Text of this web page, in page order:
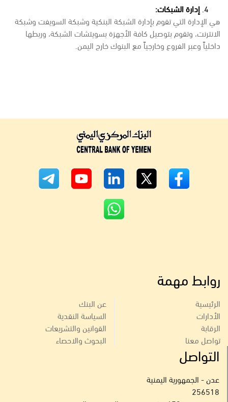
إدارة الشبكات:
هي الإدارة التي تقوم بإدارة الشبكة البنكية وشبكة السويفت وشبكة
الانترنت، وتقوم بتوصيل كافة الأجهزة بسويتشات الشبكة، وربطها
داخلياً وعبر الفروع وخارجياً مع البنوك خارج اليمن.
روابط مهمة
الرئيسية
الأدارات
الرقابة
تواصل معنا
عن البنك
السياسة النقدية
القوانين والتشريعات
البحوث والاحصاء
التواصل
عدن - الجمهورية اليمنية
256518